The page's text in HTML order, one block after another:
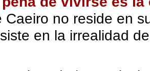
Caeiro no reside en
en la irrealidad